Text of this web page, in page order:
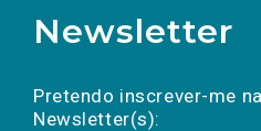
Newsletter
Pretendo inscrever-me
Newsletter(s):
a(s) newsletter(s).
mail